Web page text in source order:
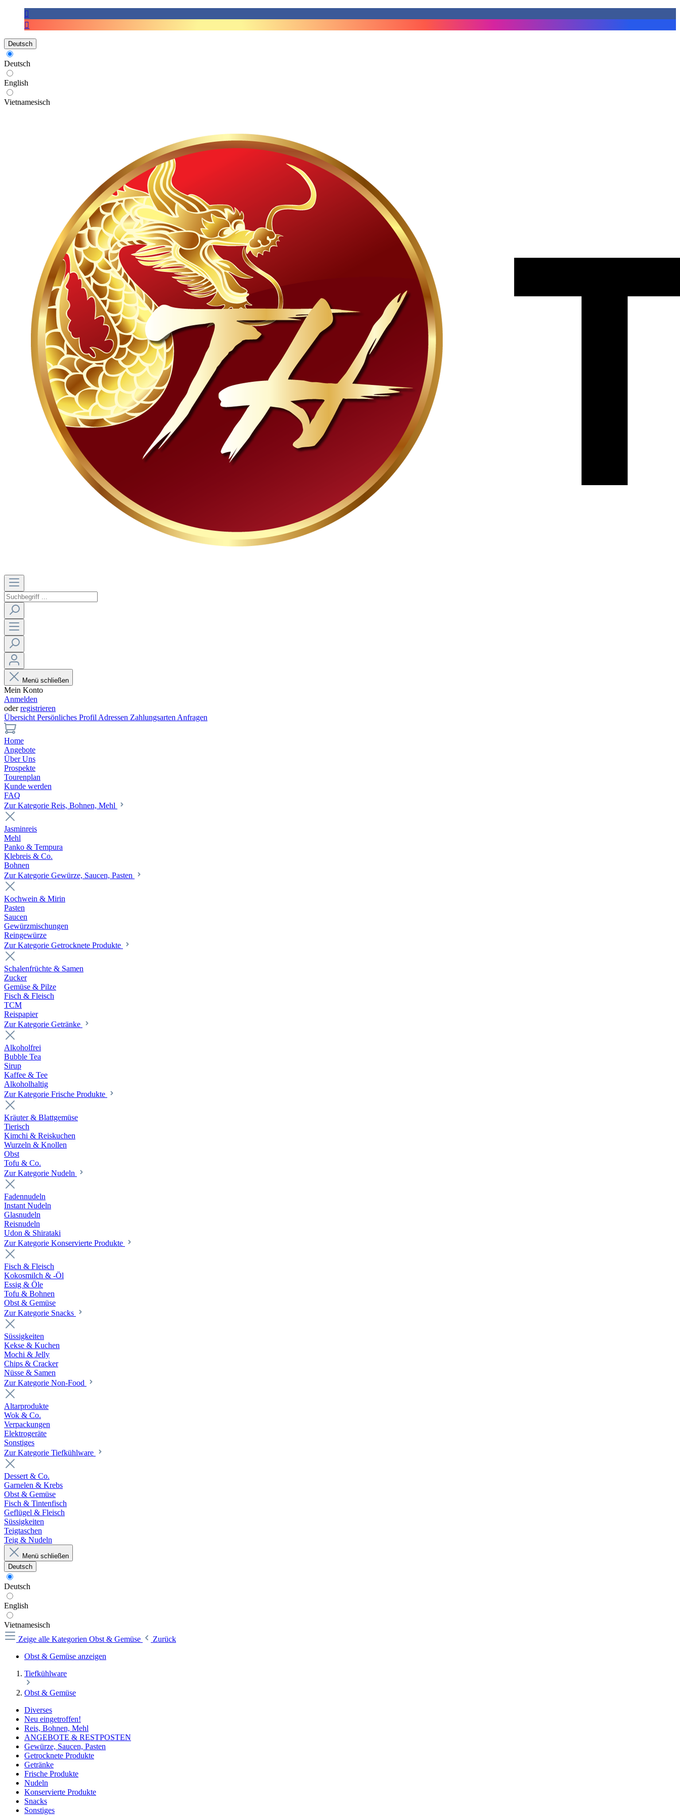
Deutsch
Deutsch
English
Vietnamesisch
Menü schließen
Mein Konto
Anmelden
oderregistrieren
Übersicht Persönliches Profil Adressen Zahlungsarten Anfragen
Home
Angebote
Über Uns
Prospekte
Tourenplan
Kunde werden
FAQ
Zur Kategorie Reis, Bohnen, Mehl
Jasminreis
Mehl
Panko & Tempura
Klebreis & Co.
Bohnen
Zur Kategorie Gewürze, Saucen, Pasten
Kochwein & Mirin
Pasten
Saucen
Gewürzmischungen
Reingewürze
Zur Kategorie Getrocknete Produkte
Schalenfrüchte & Samen
Zucker
Gemüse & Pilze
Fisch & Fleisch
TCM
Reispapier
Zur Kategorie Getränke
Alkoholfrei
Bubble Tea
Sirup
Kaffee & Tee
Alkoholhaltig
Zur Kategorie Frische Produkte
Kräuter & Blattgemüse
Tierisch
Kimchi & Reiskuchen
Wurzeln & Knollen
Obst
Tofu & Co.
Zur Kategorie Nudeln
Fadennudeln
Instant Nudeln
Glasnudeln
Reisnudeln
Udon & Shirataki
Zur Kategorie Konservierte Produkte
Fisch & Fleisch
Kokosmilch & -Öl
Essig & Öle
Tofu & Bohnen
Obst & Gemüse
Zur Kategorie Snacks
Süssigkeiten
Kekse & Kuchen
Mochi & Jelly
Chips & Cracker
Nüsse & Samen
Zur Kategorie Non-Food
Altarprodukte
Wok & Co.
Verpackungen
Elektrogeräte
Sonstiges
Zur Kategorie Tiefkühlware
Dessert & Co.
Garnelen & Krebs
Obst & Gemüse
Fisch & Tintenfisch
Geflügel & Fleisch
Süssigkeiten
Teigtaschen
Teig & Nudeln
Menü schließen
Deutsch
Deutsch
English
Vietnamesisch
Zeige alle Kategorien Obst & Gemüse
Zurück
Obst & Gemüse anzeigen
Tiefkühlware
Obst & Gemüse
Diverses
Neu eingetroffen!
Reis, Bohnen, Mehl
ANGEBOTE & RESTPOSTEN
Gewürze, Saucen, Pasten
Getrocknete Produkte
Getränke
Frische Produkte
Nudeln
Konservierte Produkte
Snacks
Sonstiges